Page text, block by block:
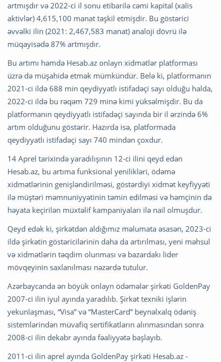
artmışdır və 2022-ci il sonu etibarilə cəmi kapital (xalis
aktivlər) 4,615,100 manat təşkil etmişdir. Bu göstərici
əvvəlki ilin (2021: 2,467,583 manat) analoji dövrü ilə
müqayisədə 87% artmışdır.
Bu artımı həmdə Hesab.az onlayn xidmətlər platforması
üzrə də müşahidə etmək mümkündür. Belə ki, platformanın
2021-ci ildə 688 min qeydiyyatlı istifadəçi sayı olduğu halda,
2022-ci ildə bu rəqəm 729 minə kimi yüksəlmişdir. Bu da
platformanın qeydiyyatlı istifadəçi sayında bir il ərzində 6%
artım olduğunu göstərir. Hazırda isə, platformada
qeydiyyatlı istifadəçi sayı 740 mindən çoxdur.
14 Aprel tarixində yaradılışının 12-ci ilini qeyd edən
Hesab.az, bu artıma funksional yenilikləri, ödəmə
xidmətlərinin genişləndirilməsi, göstərdiyi xidmət keyfiyyəti
ilə müştəri məmnuniyyətinin təmin edilməsi və həmçinin də
həyata keçirilən müxtəlif kampaniyaları ilə nail olmuşdur.
Qeyd edək ki, şirkətdən aldığımız məlumata əsasən, 2023-ci
ildə şirkətin göstəricilərinin daha da artırılması, yeni məhsul
və xidmətlərin təqdim olunması və bazardakı lider
mövqeyinin saxlanılması nəzərdə tutulur.
Azərbaycanda ən böyük onlayn ödəmələr şirkəti GoldenPay
2007-ci ilin iyul ayında yaradılıb. Şirkət texniki işlərin
yekunlaşması, “Visa” və “MasterCard” beynəlxalq ödəniş
sistemlərindən müvafiq sertifikatların alınmasından sonra
2008-ci ilin dekabr ayında fəaliyyətə başlayıb.
2011-ci ilin aprel ayında GoldenPay şirkəti Hesab.az -